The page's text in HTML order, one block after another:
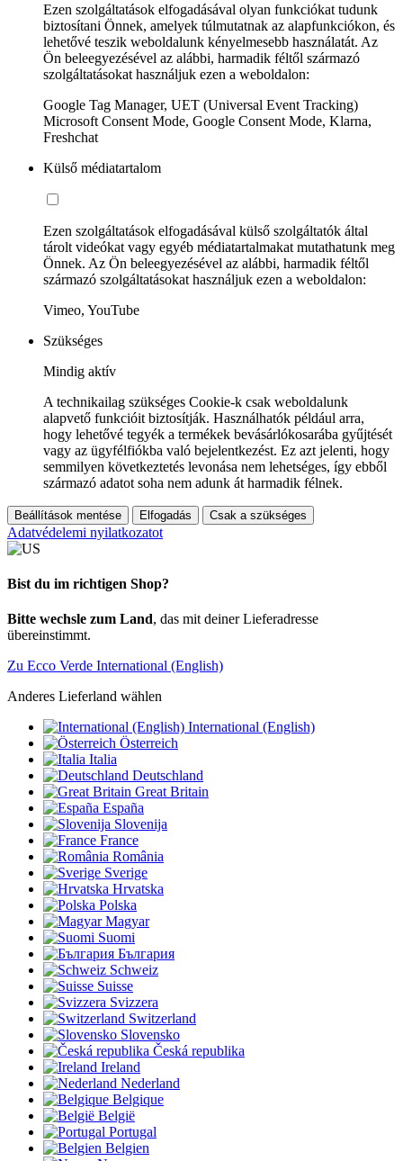
Ezen szolgáltatások elfogadásával olyan funkciókat tudunk
biztosítani Önnek, amelyek túlmutatnak az alapfunkciókon, és
lehetővé teszik weboldalunk kényelmesebb használatát. Az
Ön beleegyezésével az alábbi, harmadik féltől származó
szolgáltatásokat használjuk ezen a weboldalon:
Google Tag Manager, UET (Universal Event Tracking)
Microsoft Consent Mode, Google Consent Mode, Klarna,
Freshchat
Külső médiatartalom
Ezen szolgáltatások elfogadásával külső szolgáltatók által
tárolt videókat vagy egyéb médiatartalmakat mutathatunk meg
Önnek. Az Ön beleegyezésével az alábbi, harmadik féltől
származó szolgáltatásokat használjuk ezen a weboldalon:
Vimeo, YouTube
Szükséges
Mindig aktív
A technikailag szükséges Cookie-k csak weboldalunk
alapvető funkcióit biztosítják. Használhatók például arra,
hogy lehetővé tegyék a termékek bevásárlókosarába gyűjtését
vagy az ügyfélfiókba való bejelentkezést. Ez azt jelenti, hogy
semmilyen következtetés levonása nem lehetséges, így ebből
származó adatot soha nem adunk át harmadik félnek.
Beállítások mentése Elfogadás Csak a szükséges
Adatvédelemi nyilatkozatot
Bist du im richtigen Shop?
Bitte wechsle zum Land, das mit deiner Lieferadresse
übereinstimmt.
Zu Ecco Verde International (English)
Anderes Lieferland wählen
International (English)
Österreich
Italia
Deutschland
Great Britain
España
Slovenija
France
România
Sverige
Hrvatska
Polska
Magyar
Suomi
България
Schweiz
Suisse
Svizzera
Switzerland
Slovensko
Česká republika
Ireland
Nederland
Belgique
België
Portugal
Belgien